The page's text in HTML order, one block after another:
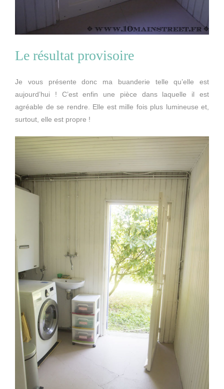
Le résultat provisoire
Je vous présente donc ma buanderie telle qu’elle est
aujourd’hui ! C’est enfin une pièce dans laquelle il est
agréable de se rendre. Elle est mille fois plus lumineuse et,
surtout, elle est propre !